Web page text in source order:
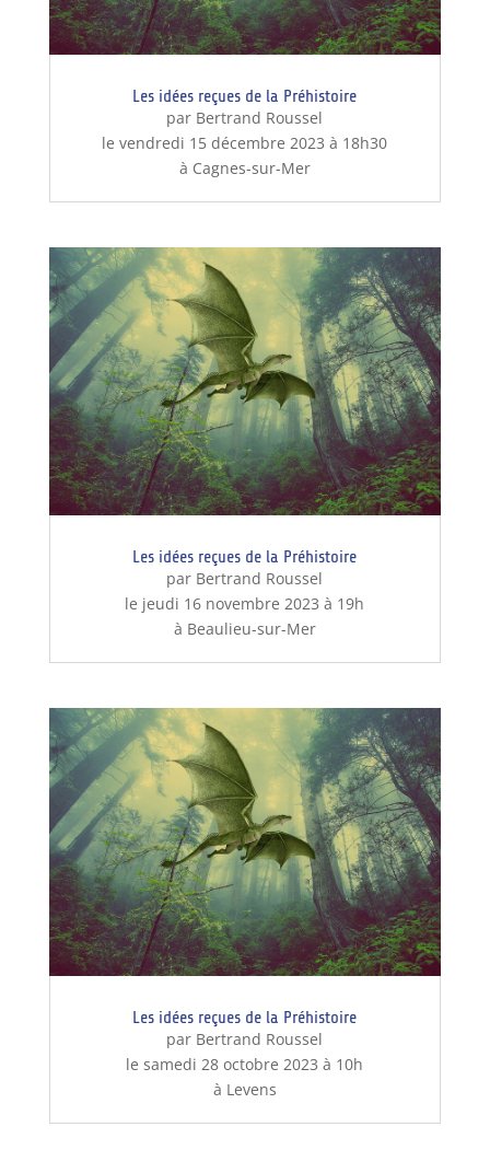
Les idées reçues de la Préhistoire
par Bertrand Roussel
le vendredi 15 décembre 2023 à 18h30
à Cagnes-sur-Mer
Les idées reçues de la Préhistoire
par Bertrand Roussel
le jeudi 16 novembre 2023 à 19h
à Beaulieu-sur-Mer
Les idées reçues de la Préhistoire
par Bertrand Roussel
le samedi 28 octobre 2023 à 10h
à Levens